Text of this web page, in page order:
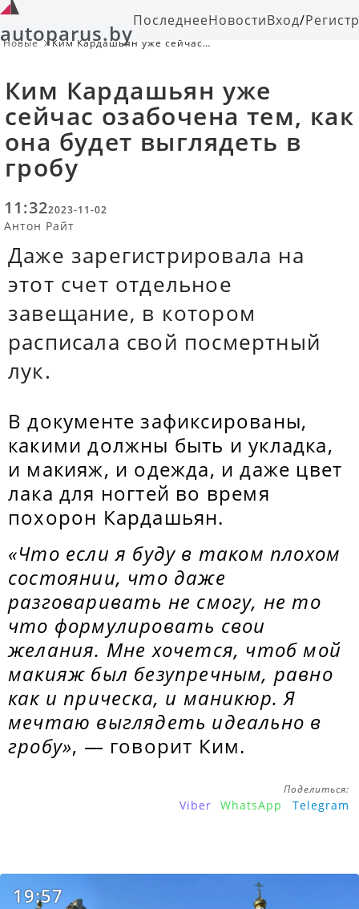
autoparus.byПоследнееНовостиВход/
Новые
Ким Кардашьян уже сейчас
Ким Кардашьян уже
сейчас озабочена тем, как
она будет выглядеть в
гробу
11:322023-11-02
Антон Райт
Даже зарегистрировала на
этот счет отдельное
завещание, в котором
расписала свой посмертный
лук.
В документе зафиксированы,
какими должны быть и укладка,
и макияж, и одежда, и даже цвет
лака для ногтей во время
похорон Кардашьян.
«Что если я буду в таком плохом
состоянии, что даже
разговаривать не смогу, не то
что формулировать свои
желания. Мне хочется, чтоб мой
макияж был безупречным, равно
как и прическа, и маникюр. Я
мечтаю выглядеть идеально в
гробу», — говорит Ким.
Поделиться:
Viber WhatsApp Telegram
19:57